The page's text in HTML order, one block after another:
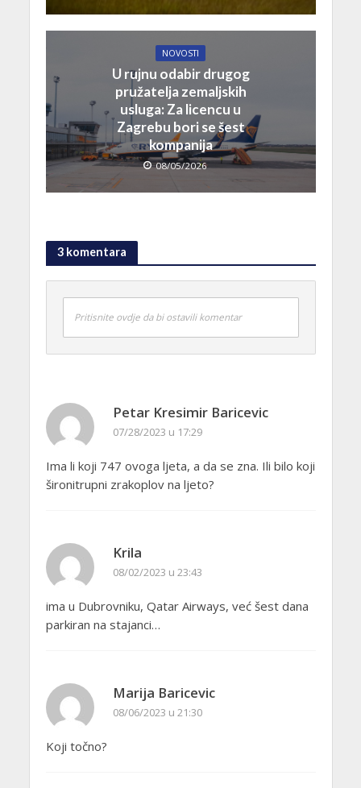
NOVOSTI
U rujnu odabir drugog
pružatelja zemaljskih
usluga: Za licencu u
Zagrebu bori se šest
kompanija
08/05/2026
3 komentara
Pritisnite ovdje da bi ostavili komentar
Petar Kresimir Baricevic
07/28/2023 u 17:29
Ima li koji 747 ovoga ljeta, a da se zna. Ili bilo koji
šironitrupni zrakoplov na ljeto?
Krila
08/02/2023 u 23:43
ima u Dubrovniku, Qatar Airways, već šest dana
parkiran na stajanci…
Marija Baricevic
08/06/2023 u 21:30
Koji točno?